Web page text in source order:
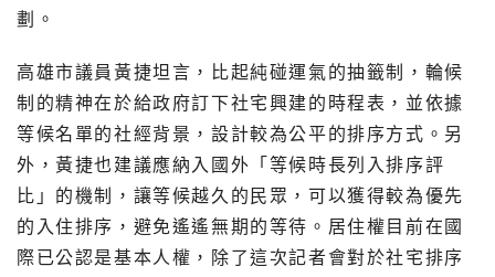
劃。
高雄市議員黃捷坦言，比起純碰運氣的抽籤制，輪候
制的精神在於給政府訂下社宅興建的時程表，並依據
等候名單的社經背景，設計較為公平的排序方式。另
外，黃捷也建議應納入國外「等候時長列入排序評
比」的機制，讓等候越久的民眾，可以獲得較為優先
的入住排序，避免遙遙無期的等待。居住權目前在國
際已公認是基本人權，除了這次記者會對於社宅排序